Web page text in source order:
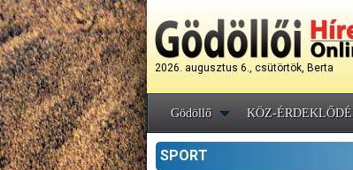
2026. augusztus 6., csütörtök, Berta
Gödöllő KÖZ-
SPORT